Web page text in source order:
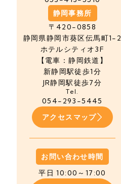
静岡事務所
〒420-0858
静岡県静岡市葵区伝馬町1-2
ホテルシティオ3F
【電車：静岡鉄道】
新静岡駅徒歩1分
JR静岡駅徒歩7分
Tel.
054-293-5445
アクセスマップ
お問い合わせ時間
平日 10:00～17:00